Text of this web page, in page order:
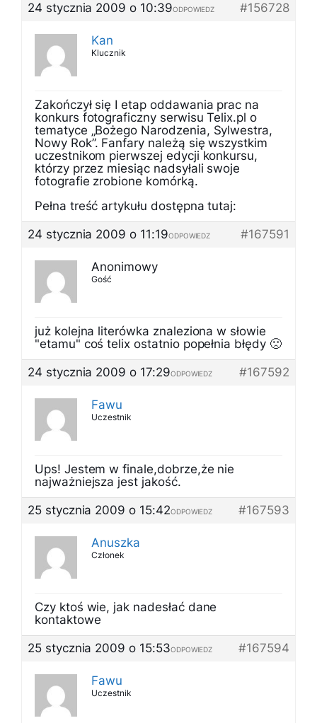
24 stycznia 2009 o 10:39
#156728
ODPOWIEDZ
Kan
Klucznik
Zakończył się I etap oddawania prac na
konkurs fotograficzny serwisu Telix.pl o
tematyce „Bożego Narodzenia, Sylwestra,
Nowy Rok”. Fanfary należą się wszystkim
uczestnikom pierwszej edycji konkursu,
którzy przez miesiąc nadsyłali swoje
fotografie zrobione komórką.
Pełna treść artykułu dostępna tutaj:
24 stycznia 2009 o 11:19
#167591
ODPOWIEDZ
Anonimowy
Gość
już kolejna literówka znaleziona w słowie
"etamu" coś telix ostatnio popełnia błędy 🙁
24 stycznia 2009 o 17:29
#167592
ODPOWIEDZ
Fawu
Uczestnik
Ups! Jestem w finale,dobrze,że nie
najważniejsza jest jakość.
25 stycznia 2009 o 15:42
#167593
ODPOWIEDZ
Anuszka
Członek
Czy ktoś wie, jak nadesłać dane
kontaktowe
25 stycznia 2009 o 15:53
#167594
ODPOWIEDZ
Fawu
Uczestnik